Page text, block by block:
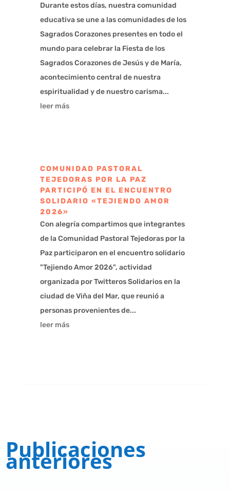
Durante estos días, nuestra comunidad
educativa se une a las comunidades de los
Sagrados Corazones presentes en todo el
mundo para celebrar la Fiesta de los
Sagrados Corazones de Jesús y de María,
acontecimiento central de nuestra
espiritualidad y de nuestro carisma...
leer más
COMUNIDAD PASTORAL
TEJEDORAS POR LA PAZ
PARTICIPÓ EN EL ENCUENTRO
SOLIDARIO «TEJIENDO AMOR
2026»
Con alegría compartimos que integrantes
de la Comunidad Pastoral Tejedoras por la
Paz participaron en el encuentro solidario
"Tejiendo Amor 2026", actividad
organizada por Twitteros Solidarios en la
ciudad de Viña del Mar, que reunió a
personas provenientes de...
leer más
Publicaciones
anteriores